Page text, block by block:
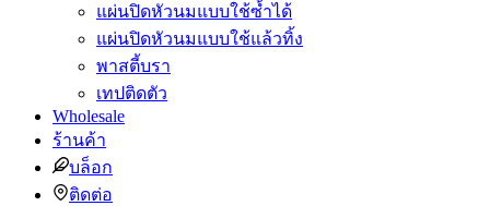
แผ่นปิดหัวนมแบบใช้ซ้ำได้
แผ่นปิดหัวนมแบบใช้แล้วทิ้ง
พาสตี้บรา
เทปติดตัว
Wholesale
ร้านค้า
บล็อก
ติดต่อ